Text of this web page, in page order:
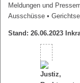
Meldungen und
Ausschüsse •
Stand: 26.06.2023